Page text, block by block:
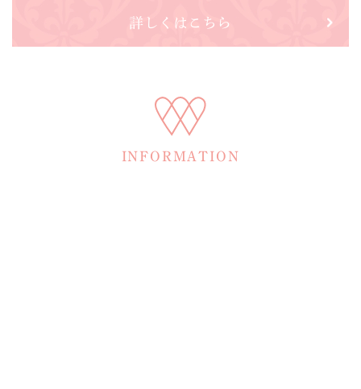
詳しくはこちら
INFORMATION